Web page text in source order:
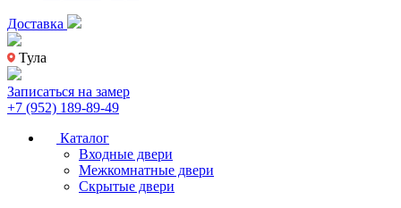
Доставка
Тула
Записаться на замер
+7 (952) 189-89-49
Каталог
Входные двери
Межкомнатные двери
Скрытые двери